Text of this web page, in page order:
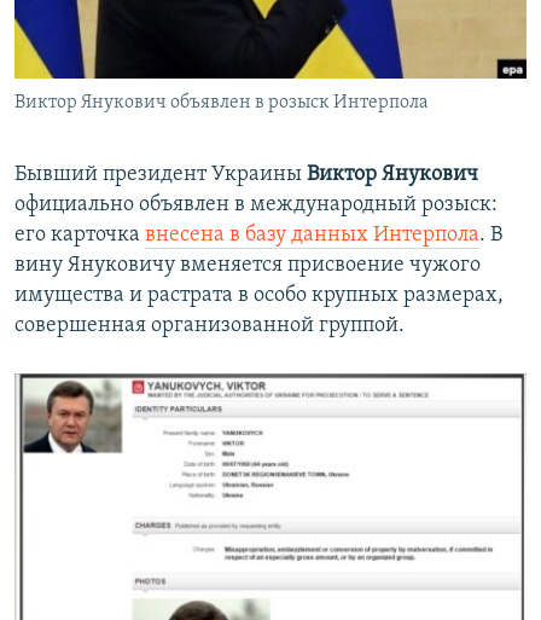
Հայերեն
English
Все сайты Радио Азатутюн
Виктор Янукович объявлен в розыск Интерпола
Бывший президент Украины Виктор Янукович
официально объявлен в международный розыск:
его карточка внесена в базу данных Интерпола. В
вину Януковичу вменяется присвоение чужого
имущества и растрата в особо крупных размерах,
совершенная организованной группой.